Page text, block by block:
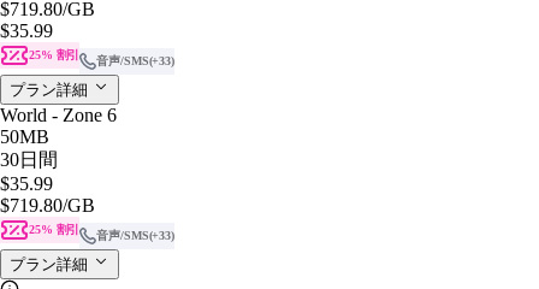
$719.80/GB
$35.99
25% 割引 音声/SMS(+33)
プラン詳細
World - Zone 6
50MB
30日間
$35.99
$719.80/GB
25% 割引 音声/SMS(+33)
プラン詳細